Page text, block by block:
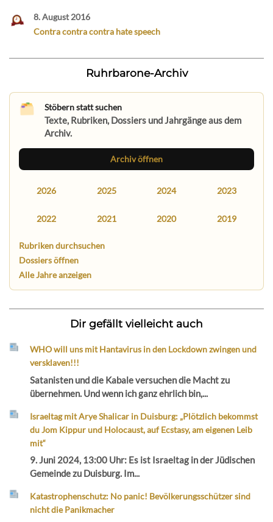
8. August 2016
Contra contra contra hate speech
Ruhrbarone-Archiv
Stöbern statt suchen
Texte, Rubriken, Dossiers und Jahrgänge aus dem
Archiv.
Archiv öffnen
2026 2025 2024 2023
2022 2021 2020 2019
Rubriken durchsuchen
Dossiers öffnen
Alle Jahre anzeigen
Dir gefällt vielleicht auch
WHO will uns mit Hantavirus in den Lockdown zwingen und
versklaven!!!
Satanisten und die Kabale versuchen die Macht zu
übernehmen. Und wenn ich ganz ehrlich bin,...
Israeltag mit Arye Shalicar in Duisburg: „Plötzlich bekommst
du Jom Kippur und Holocaust, auf Ecstasy, am eigenen Leib
mit“
9. Juni 2024, 13:00 Uhr: Es ist Israeltag in der Jüdischen
Gemeinde zu Duisburg. Im...
Katastrophenschutz: No panic! Bevölkerungsschützer sind
nicht die Panikmacher